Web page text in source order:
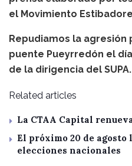
el Movimiento
Repudiamos la
puente Pueyrredón el
de la dirigencia del SUPA.
Related articles
La CTAA Capital
El próximo 20 de agosto
elecciones nacionales